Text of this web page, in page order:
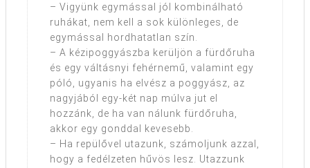
– Vigyünk egymással jól kombinálható
ruhákat, nem kell a sok különleges, de
egymással hordhatatlan szín.
– A kézipoggyászba kerüljön a fürdőruha
és egy váltásnyi fehérnemű, valamint egy
póló, ugyanis ha elvész a poggyász, az
nagyjából egy-két nap múlva jut el
hozzánk, de ha van nálunk fürdőruha,
akkor egy gonddal kevesebb.
– Ha repülővel utazunk, számoljunk azzal,
hogy a fedélzeten hűvös lesz. Utazzunk